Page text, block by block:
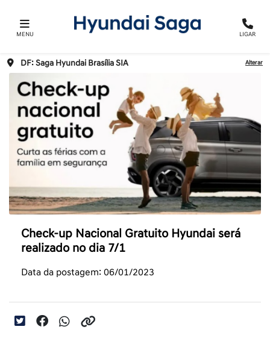
MENU LIGAR
DF: Saga Hyundai Brasília SIA Alterar
Check-up Nacional Gratuito Hyundai será
realizado no dia 7/1
Data da postagem: 06/01/2023